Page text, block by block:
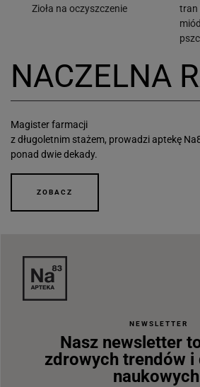
Zioła na oczyszczenie
tran
NACZELNA
Magister farmacji
z długoletnim stażem, prowadzi aptekę
ponad dwie dekady.
ZOBACZ
NEWSLETTER
Nasz newsletter
zdrowych trendów i